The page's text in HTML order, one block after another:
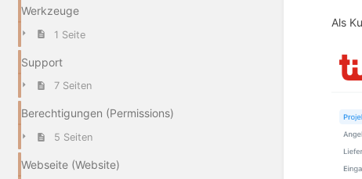
Werkzeuge
1 Seite
Support
7 Seiten
Berechtigungen (Permissions)
5 Seiten
Webseite (Website)
Als